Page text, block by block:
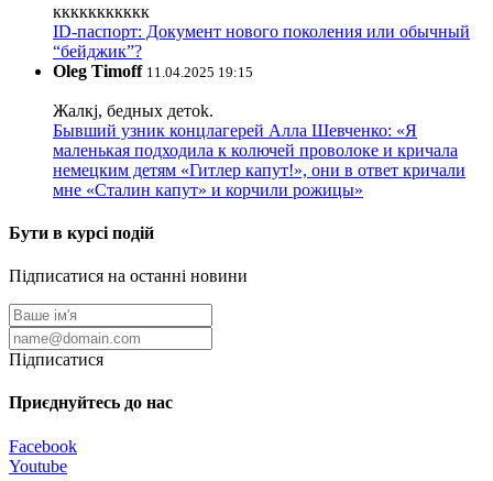
ккккккккккк
ID-паспорт: Документ нового поколения или обычный
“бейджик”?
Oleg Timoff 11.04.2025 19:15
Жалкj, бедных детok.
Бывший узник концлагерей Алла Шевченко: «Я
маленькая подходила к колючей проволоке и кричала
немецким детям «Гитлер капут!», они в ответ кричали
мне «Сталин капут» и корчили рожицы»
Бути в курсі подій
Підписатися на останні новини
Підписатися
Приєднуйтесь до нас
Facebook
Youtube